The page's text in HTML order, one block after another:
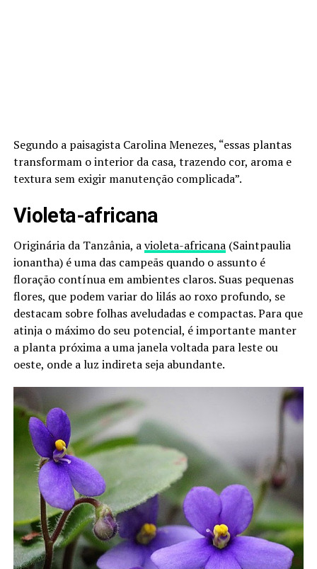
Segundo a paisagista Carolina Menezes, “essas plantas
transformam o interior da casa, trazendo cor, aroma e
textura sem exigir manutenção complicada”.
Violeta-africana
Originária da Tanzânia, avioleta-africana(Saintpaulia
ionantha) é uma das campeãs quando o assunto é
floração contínua em ambientes claros. Suas pequenas
flores, que podem variar do lilás ao roxo profundo, se
destacam sobre folhas aveludadas e compactas. Para que
atinja o máximo do seu potencial, é importante manter
a planta próxima a uma janela voltada para leste ou
oeste, onde a luz indireta seja abundante.